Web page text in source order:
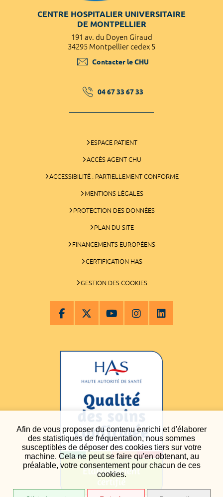
Afin de vous proposer du contenu enrichi et d'élaborer
des statistiques de fréquentation, nous sommes
susceptibles de déposer des cookies tiers sur votre
machine. Cela ne peut se faire qu'en obtenant, au
préalable, votre consentement pour chacun de ces
cookies.
CENTRE HOSPITALIER UNIVERSITAIRE
DE MONTPELLIER
191 av. du Doyen Giraud
34295 Montpellier cedex 5
Contacter le CHU
04 67 33 67 33
ESPACE PATIENT
ACCÈS AGENT CHU
ACCESSIBILITÉ : PARTIELLEMENT CONFORME
MENTIONS LÉGALES
PROTECTION DES DONNÉES
PLAN DU SITE
FINANCEMENTS EUROPÉENS
CERTIFICATION HAS
GESTION DES COOKIES